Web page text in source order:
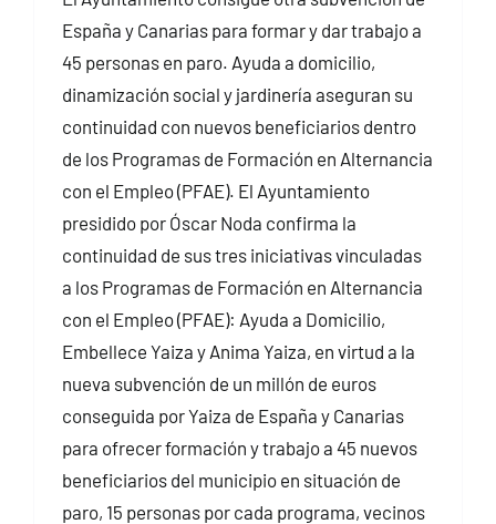
España y Canarias para formar y dar trabajo a
45 personas en paro. Ayuda a domicilio,
dinamización social y jardinería aseguran su
continuidad con nuevos beneficiarios dentro
de los Programas de Formación en Alternancia
con el Empleo (PFAE). El Ayuntamiento
presidido por Óscar Noda confirma la
continuidad de sus tres iniciativas vinculadas
a los Programas de Formación en Alternancia
con el Empleo (PFAE): Ayuda a Domicilio,
Embellece Yaiza y Anima Yaiza, en virtud a la
nueva subvención de un millón de euros
conseguida por Yaiza de España y Canarias
para ofrecer formación y trabajo a 45 nuevos
beneficiarios del municipio en situación de
paro, 15 personas por cada programa, vecinos